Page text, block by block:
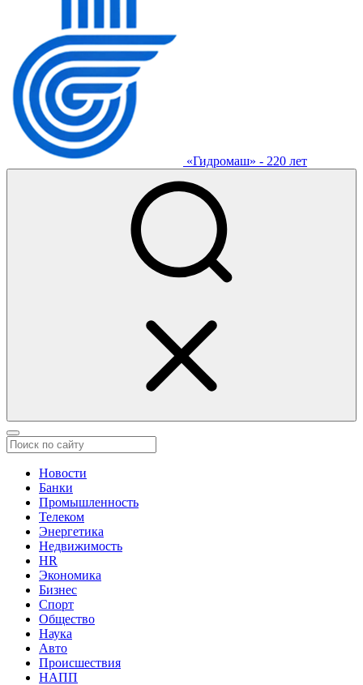
«Гидромаш» - 220 лет
Новости
Банки
Промышленность
Телеком
Энергетика
Недвижимость
HR
Экономика
Бизнес
Спорт
Общество
Наука
Авто
Происшествия
НАПП